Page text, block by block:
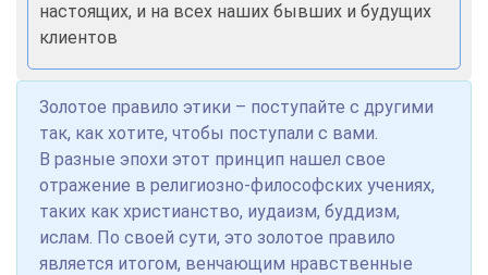
настоящих, и на всех наших бывших и будущих
клиентов
Золотое правило этики – поступайте с другими
так, как хотите, чтобы поступали с вами.
В разные эпохи этот принцип нашел свое
отражение в религиозно-философских учениях,
таких как христианство, иудаизм, буддизм,
ислам. По своей сути, это золотое правило
является итогом, венчающим нравственные